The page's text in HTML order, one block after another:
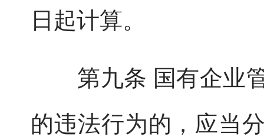
日起计算。
第九条 国有企业管
的违法行为的，应当